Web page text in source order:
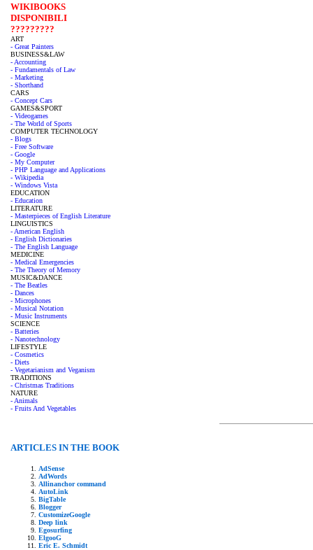
WIKIBOOKS
DISPONIBILI
?????????
ART
- Great Painters
BUSINESS&LAW
- Accounting
- Fundamentals of Law
- Marketing
- Shorthand
CARS
- Concept Cars
GAMES&SPORT
- Videogames
- The World of Sports
COMPUTER TECHNOLOGY
- Blogs
- Free Software
- Google
- My Computer
- PHP Language and Applications
- Wikipedia
- Windows Vista
EDUCATION
- Education
LITERATURE
- Masterpieces of English Literature
LINGUISTICS
- American English
- English Dictionaries
- The English Language
MEDICINE
- Medical Emergencies
- The Theory of Memory
MUSIC&DANCE
- The Beatles
- Dances
- Microphones
- Musical Notation
- Music Instruments
SCIENCE
- Batteries
- Nanotechnology
LIFESTYLE
- Cosmetics
- Diets
- Vegetarianism and Veganism
TRADITIONS
- Christmas Traditions
NATURE
- Animals
- Fruits And Vegetables
ARTICLES IN THE BOOK
AdSense
AdWords
Allinanchor command
AutoLink
BigTable
Blogger
CustomizeGoogle
Deep link
Egosurfing
ElgooG
Eric E. Schmidt